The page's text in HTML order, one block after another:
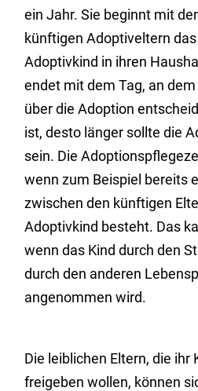
ein Jahr. Sie beginnt mit
künftigen Adoptiveltern
Adoptivkind in ihren
endet mit dem Tag, an
über die Adoption
ist, desto länger sollte die
sein. Die
wenn zum Beispiel bereits
zwischen den künftigen
Adoptivkind besteht. Das
wenn das Kind durch den
durch den anderen
angenommen wird.
Die leiblichen Eltern, die ihr
freigeben wollen, können